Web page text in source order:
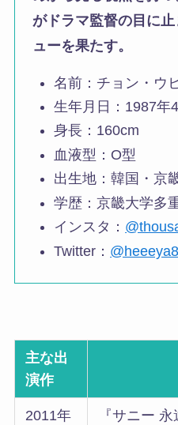
がドラマ監督の目に
ューを果たす。
名前：チョン・ウ
生年月日：1987年
身長：160cm
血液型：O型
出生地：韓国・京
学歴：京畿大学多
インスタ：
Twitter：
主な出
演作
2011年
『サニー